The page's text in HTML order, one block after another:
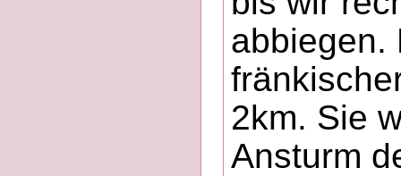
abbiegen.
2km. Sie
Ansturm